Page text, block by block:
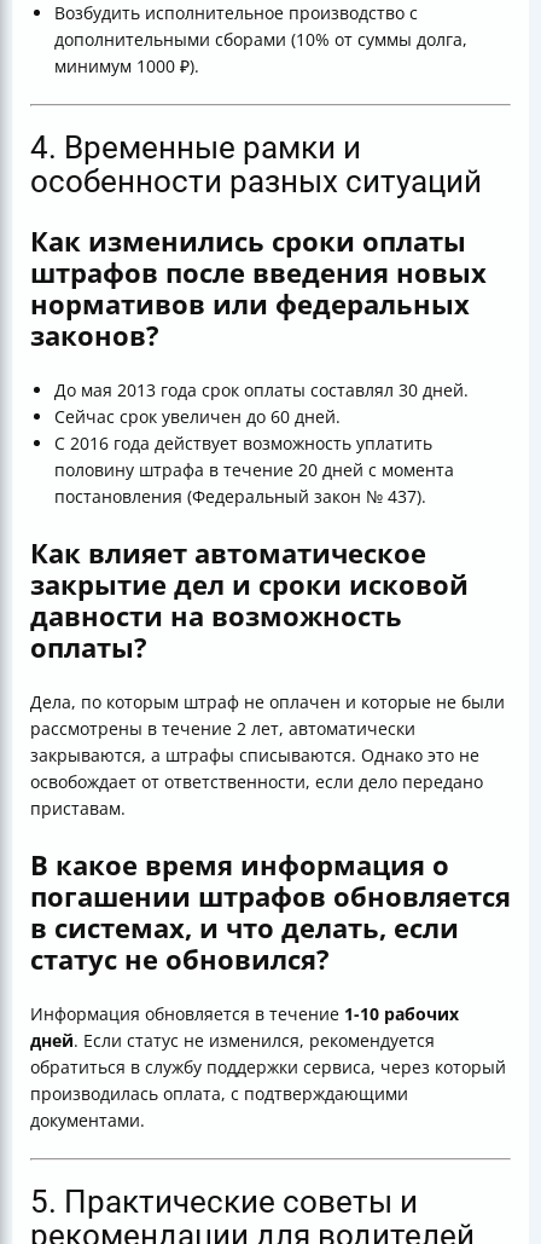
Возбудить исполнительное производство с
дополнительными сборами (10% от суммы долга,
минимум 1000 ₽).
4. Временные рамки и
особенности разных ситуаций
Как изменились сроки оплаты
штрафов после введения новых
нормативов или федеральных
законов?
До мая 2013 года срок оплаты составлял 30 дней.
Сейчас срок увеличен до 60 дней.
С 2016 года действует возможность уплатить
половину штрафа в течение 20 дней с момента
постановления (Федеральный закон № 437).
Как влияет автоматическое
закрытие дел и сроки исковой
давности на возможность
оплаты?
Дела, по которым штраф не оплачен и которые не были
рассмотрены в течение 2 лет, автоматически
закрываются, а штрафы списываются. Однако это не
освобождает от ответственности, если дело передано
приставам.
В какое время информация о
погашении штрафов обновляется
в системах, и что делать, если
статус не обновился?
Информация обновляется в течение 1-10 рабочих
дней. Если статус не изменился, рекомендуется
обратиться в службу поддержки сервиса, через который
производилась оплата, с подтверждающими
документами.
5. Практические советы и
рекомендации для водителей